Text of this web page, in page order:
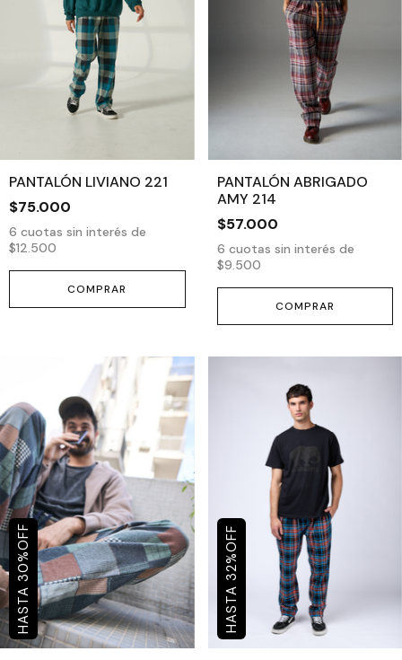
PANTALÓN LIVIANO 221
$75.000
6 cuotas sin interés de
$12.500
COMPRAR
PANTALÓN ABRIGADO
AMY 214
$57.000
6 cuotas sin interés de
$9.500
COMPRAR
30
%
OFF
32
%
OFF